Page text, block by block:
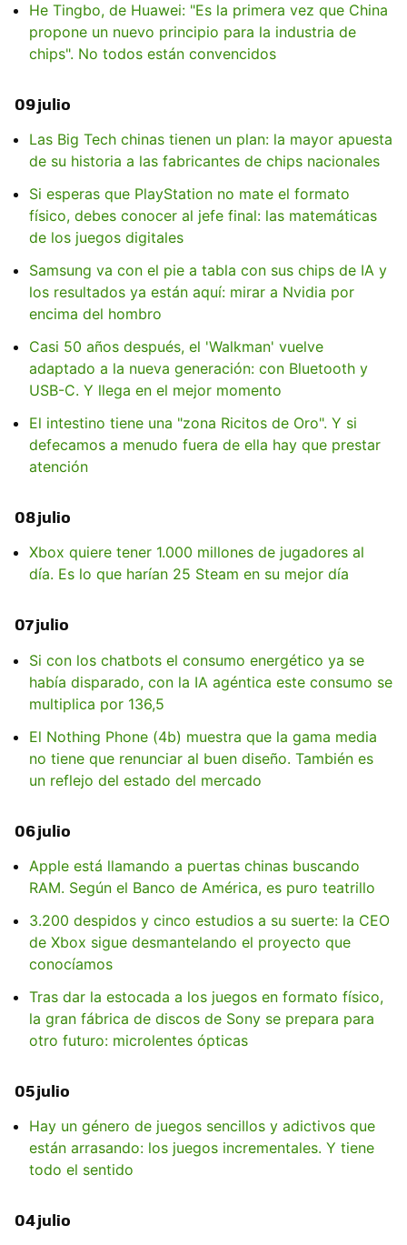
He Tingbo, de Huawei: "Es la primera vez que China
propone un nuevo principio para la industria de
chips". No todos están convencidos
09 julio
Las Big Tech chinas tienen un plan: la mayor apuesta
de su historia a las fabricantes de chips nacionales
Si esperas que PlayStation no mate el formato
físico, debes conocer al jefe final: las matemáticas
de los juegos digitales
Samsung va con el pie a tabla con sus chips de IA y
los resultados ya están aquí: mirar a Nvidia por
encima del hombro
Casi 50 años después, el 'Walkman' vuelve
adaptado a la nueva generación: con Bluetooth y
USB-C. Y llega en el mejor momento
El intestino tiene una "zona Ricitos de Oro". Y si
defecamos a menudo fuera de ella hay que prestar
atención
08 julio
Xbox quiere tener 1.000 millones de jugadores al
día. Es lo que harían 25 Steam en su mejor día
07 julio
Si con los chatbots el consumo energético ya se
había disparado, con la IA agéntica este consumo se
multiplica por 136,5
El Nothing Phone (4b) muestra que la gama media
no tiene que renunciar al buen diseño. También es
un reflejo del estado del mercado
06 julio
Apple está llamando a puertas chinas buscando
RAM. Según el Banco de América, es puro teatrillo
3.200 despidos y cinco estudios a su suerte: la CEO
de Xbox sigue desmantelando el proyecto que
conocíamos
Tras dar la estocada a los juegos en formato físico,
la gran fábrica de discos de Sony se prepara para
otro futuro: microlentes ópticas
05 julio
Hay un género de juegos sencillos y adictivos que
están arrasando: los juegos incrementales. Y tiene
todo el sentido
04 julio